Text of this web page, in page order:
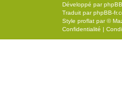
Développé parphpBB
Traduit parphpBB-
Style proflat par ©
Confidentialité |